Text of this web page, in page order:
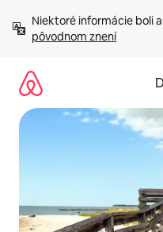
obsah.
Niektoré informácie boli
pôvodnom znení